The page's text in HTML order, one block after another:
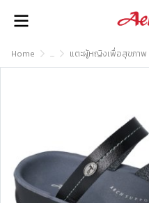
Home ... แตะผู้หญิงเพื่อสุขภาพ